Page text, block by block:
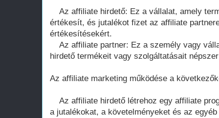
Az affiliate hirdető: Ez a vállalat, amely
értékesít, és jutalékot fizet az affiliate
értékesítésekért.
Az affiliate partner: Ez a személy vagy
hirdető termékeit vagy szolgáltatásait
Az affiliate marketing működése a
Az affiliate hirdető létrehoz egy affiliate
a jutalékokat, a követelményeket és az